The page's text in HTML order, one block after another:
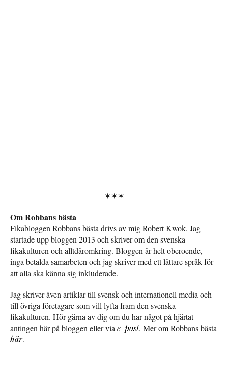
✶✶✶
Om Robbans bästa
Fikabloggen Robbans bästa drivs av mig Robert Kwok. Jag
startade upp bloggen 2013 och skriver om den svenska
fikakulturen och alltdäromkring. Bloggen är helt oberoende,
inga betalda samarbeten och jag skriver med ett lättare språk för
att alla ska känna sig inkluderade.
Jag skriver även artiklar till svensk och internationell media och
till övriga företagare som vill lyfta fram den svenska
fikakulturen. Hör gärna av dig om du har något på hjärtat
antingen här på bloggen eller via e-post. Mer om Robbans bästa
här.